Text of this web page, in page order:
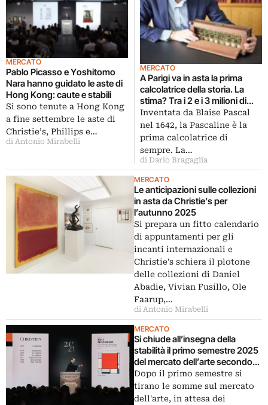
MERCATO
Pablo Picasso e Yoshitomo
Nara hanno guidato le aste di
Hong Kong: caute e stabili
Si sono tenute a Hong Kong
a fine settembre le aste di
Christie’s, Phillips e…
di Antonio Mirabelli
MERCATO
A Parigi va in asta la prima
calcolatrice della storia. La
stima? Tra i 2 e i 3 milioni di
euro
Inventata da Blaise Pascal
nel 1642, la Pascaline è la
prima calcolatrice di
sempre. La…
di Dario Bragaglia
MERCATO
Le anticipazioni sulle collezioni
in asta da Christie’s per
l’autunno 2025
Si prepara un fitto calendario
di appuntamenti per gli
incanti internazionali e
Christie's schiera il plotone
delle collezioni di Daniel
Abadie, Vivian Fusillo, Ole
Faarup,…
di Antonio Mirabelli
MERCATO
Si chiude all’insegna della
stabilità il primo semestre 2025
del mercato dell’arte secondo
Christie’s
Dopo il primo semestre si
tirano le somme sul mercato
dell'arte, in attesa dei